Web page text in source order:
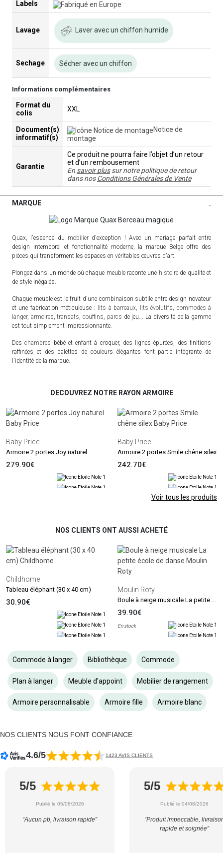
Labels
Lavage Laver avec un chiffon humide
Sechage Sécher avec un chiffon
Informations complémentaires
Format du
colis
XXL
Document(s)
informatif(s)
Notice de
montage
Garantie
Ce produit ne pourra faire l’objet d’un retour
et d’un rembousement
En savoir plussur notre politique de retour
dans nosConditions Générales de Vente
MARQUE -
Quax, l'essence du mobilierd'exception ! Avec un mariage parfait entre
design intemporel et fonctionnalité moderne, la marque Belge offre des
pièces qui transforment les espaces en véritables œuvres d'art.
Plongez dans un monde où chaque meuble raconte une histoirede qualité et
de style inégalés.
Chaque meuble est le fruit d'une combinaison subtile entre design novateur
et une fabrication méticuleuse :
lits à barreaux, lits évolutifs, commodes à
langer, armoires,transats,couffins, parcs de jeu... La diversité de la gamme
est tout simplement impressionnante.
Deschambres bébé et enfant à croquer, des lignes épurées, des finitions
raffinées et des palettes de couleurs élégantes font partie intégrante de
l'identité de la marque.
DECOUVREZ NOTRE RAYON ARMOIRE
Baby Price
Armoire 2 portes Joy naturel
279.90€
Baby Price
Armoire 2 portes Smile chêne silex
242.70€
Voir tous les produits
NOS CLIENTS ONT AUSSI ACHETÉ
Childhome
Tableau éléphant (30 x 40 cm)
30.90€
Moulin Roty
39.90€
En stock
Commode à langer Bibliothèque Commode
Plan à langer Meuble d'appoint Mobilier de rangement
Armoire personnalisable Armoire fille Armoire blanc
NOS CLIENTS NOUS FONT CONFIANCE
4.6/5 1423 AVIS CLIENTS
5/5
Publié le 05/08/2026
“Aucun pb, livraison rapide”
5/5
Publié le 04/08/2026
“Produit impeccable,
rapide et soignée”